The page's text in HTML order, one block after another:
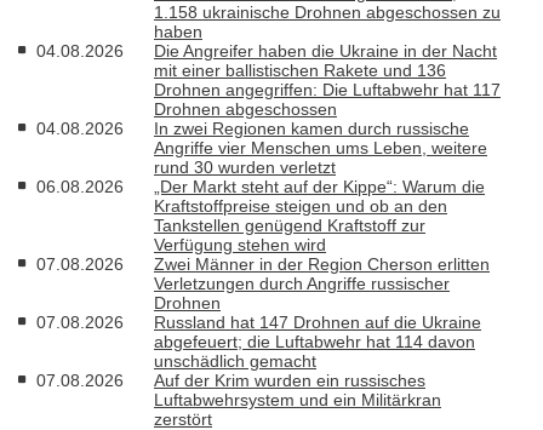
1.158 ukrainische Drohnen abgeschossen zu
haben
04.08.2026
Die Angreifer haben die Ukraine in der Nacht
mit einer ballistischen Rakete und 136
Drohnen angegriffen: Die Luftabwehr hat 117
Drohnen abgeschossen
04.08.2026
In zwei Regionen kamen durch russische
Angriffe vier Menschen ums Leben, weitere
rund 30 wurden verletzt
06.08.2026
„Der Markt steht auf der Kippe“: Warum die
Kraftstoffpreise steigen und ob an den
Tankstellen genügend Kraftstoff zur
Verfügung stehen wird
07.08.2026
Zwei Männer in der Region Cherson erlitten
Verletzungen durch Angriffe russischer
Drohnen
07.08.2026
Russland hat 147 Drohnen auf die Ukraine
abgefeuert; die Luftabwehr hat 114 davon
unschädlich gemacht
07.08.2026
Auf der Krim wurden ein russisches
Luftabwehrsystem und ein Militärkran
zerstört